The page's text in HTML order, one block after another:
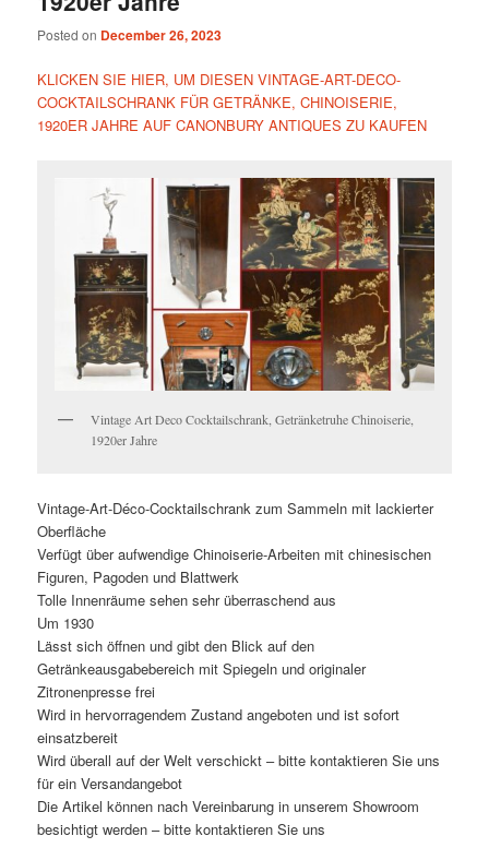
Posted on December 26, 2023
KLICKEN SIE HIER, UM DIESEN VINTAGE-ART-DECO-
COCKTAILSCHRANK FÜR GETRÄNKE, CHINOISERIE,
1920ER JAHRE AUF CANONBURY ANTIQUES ZU KAUFEN
Vintage Art Deco Cocktailschrank, Getränketruhe Chinoiserie,
1920er Jahre
Vintage-Art-Déco-Cocktailschrank zum Sammeln mit lackierter
Oberfläche
Verfügt über aufwendige Chinoiserie-Arbeiten mit chinesischen
Figuren, Pagoden und Blattwerk
Tolle Innenräume sehen sehr überraschend aus
Um 1930
Lässt sich öffnen und gibt den Blick auf den
Getränkeausgabebereich mit Spiegeln und originaler
Zitronenpresse frei
Wird in hervorragendem Zustand angeboten und ist sofort
einsatzbereit
Wird überall auf der Welt verschickt – bitte kontaktieren Sie uns
für ein Versandangebot
Die Artikel können nach Vereinbarung in unserem Showroom
besichtigt werden – bitte kontaktieren Sie uns